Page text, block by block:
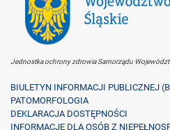
Jednostka ochrony zdrowia Samorządu
BIULETYN INFORMACJI PUBLICZNEJ
PATOMORFOLOGIA
DEKLARACJA DOSTĘPNOŚCI
INFORMACJE DLA OSÓB Z